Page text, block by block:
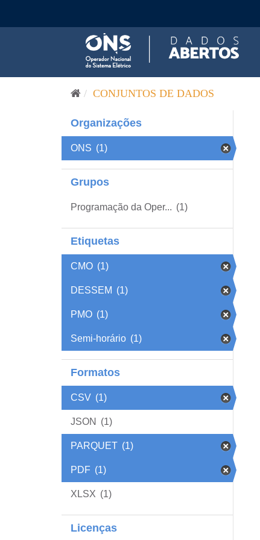
CONJUNTOS DE DADOS
Organizações
ONS (1)
Grupos
Programação da Oper... (1)
Etiquetas
CMO (1)
DESSEM (1)
PMO (1)
Semi-horário (1)
Formatos
CSV (1)
JSON (1)
PARQUET (1)
PDF (1)
XLSX (1)
Licenças